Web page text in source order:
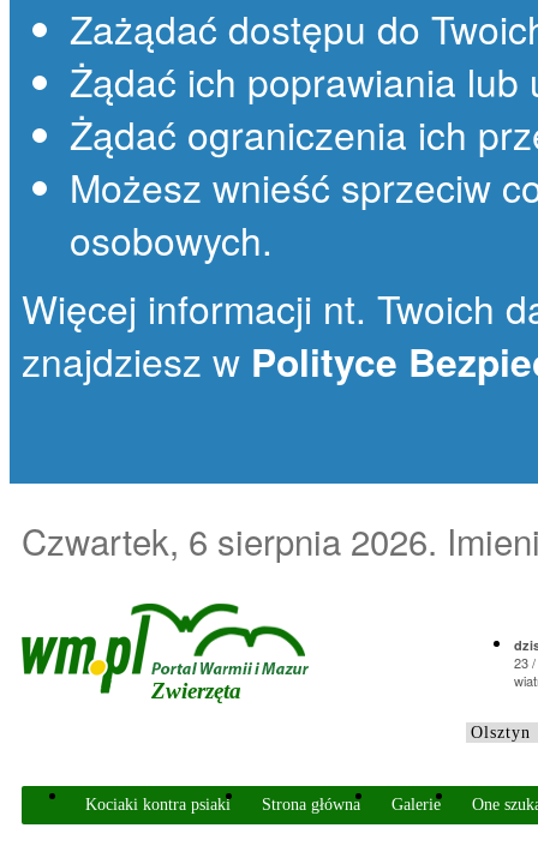
Zażądać dostępu do
Żądać ich poprawiania lub
Żądać ograniczenia ich
Możesz wnieść sprzeciw
osobowych.
Więcej informacji nt. Twoich
znajdziesz w Polityce
Czwartek, 6 sierpnia 2026.
Zwierzęta
23 /
Kociaki kontra psiaki Strona główna Galerie One